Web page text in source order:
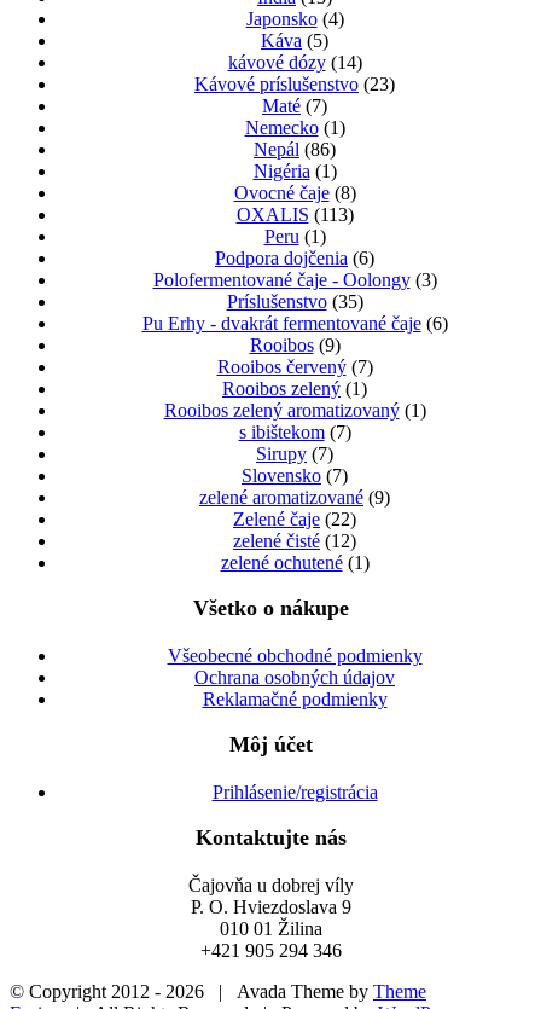
Japonsko (4)
Káva (5)
kávové dózy (14)
Kávové príslušenstvo (23)
Maté (7)
Nemecko (1)
Nepál (86)
Nigéria (1)
Ovocné čaje (8)
OXALIS (113)
Peru (1)
Podpora dojčenia (6)
Polofermentované čaje - Oolongy (3)
Príslušenstvo (35)
Pu Erhy - dvakrát fermentované čaje (6)
Rooibos (9)
Rooibos červený (7)
Rooibos zelený (1)
Rooibos zelený aromatizovaný (1)
s ibištekom (7)
Sirupy (7)
Slovensko (7)
zelené aromatizované (9)
Zelené čaje (22)
zelené čisté (12)
zelené ochutené (1)
Všetko o nákupe
Všeobecné obchodné podmienky
Ochrana osobných údajov
Reklamačné podmienky
Môj účet
Prihlásenie/registrácia
Kontaktujte nás
Čajovňa u dobrej víly
P. O. Hviezdoslava 9
010 01 Žilina
+421 905 294 346
© Copyright 2012 - 2026 | Avada Theme by Theme